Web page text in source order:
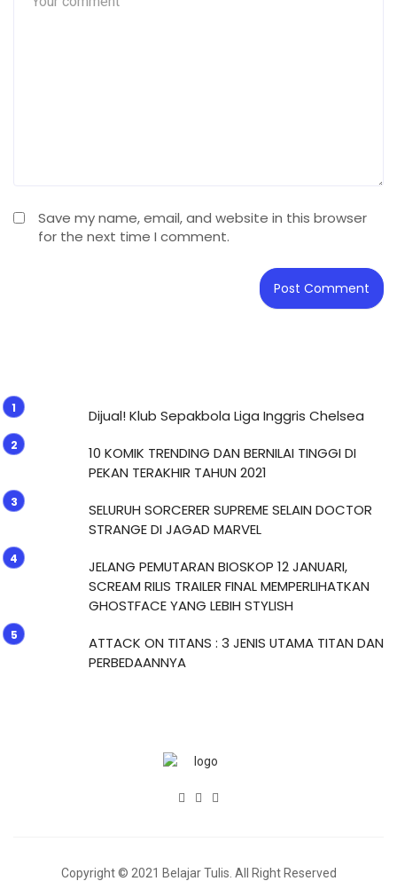
Save my name, email, and website in this browser
for the next time I comment.
Dijual! Klub Sepakbola Liga Inggris Chelsea
10 KOMIK TRENDING DAN BERNILAI TINGGI DI
PEKAN TERAKHIR TAHUN 2021
SELURUH SORCERER SUPREME SELAIN DOCTOR
STRANGE DI JAGAD MARVEL
JELANG PEMUTARAN BIOSKOP 12 JANUARI,
SCREAM RILIS TRAILER FINAL MEMPERLIHATKAN
GHOSTFACE YANG LEBIH STYLISH
ATTACK ON TITANS : 3 JENIS UTAMA TITAN DAN
PERBEDAANNYA
Copyright © 2021 Belajar Tulis. All Right Reserved